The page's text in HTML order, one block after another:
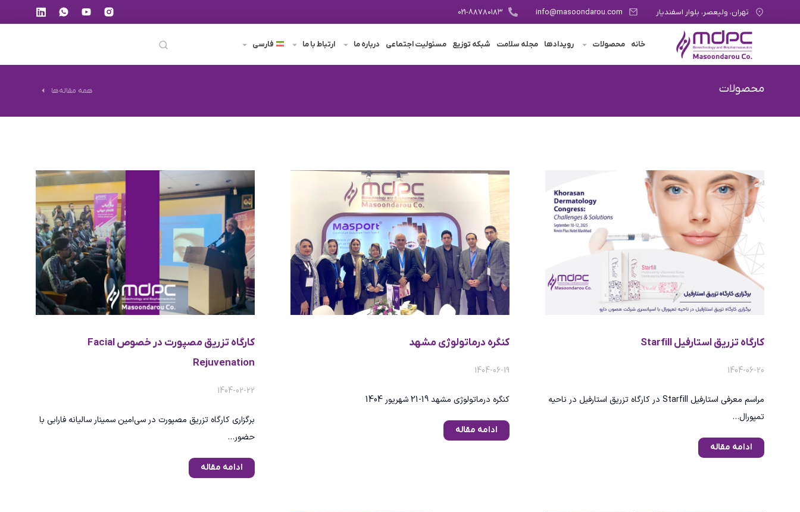
تهران، ولیعصر، بلوار اسفندیار info@masoondarou.com 021-8۸۷۸۰۱۸۳
خانه محصولات رویدادها مجله سلامت شبکه توزیع مسئولیت اجتماعی درباره ما ارتباط با ما فارسی
محصولات همه مقاله‌ها
كارگاه تزريق استارفيل Starfill
1404-06-20
مراسم معرفی استارفيل Starfill در كارگاه تزريق استارفيل در ناحيه
تمپورال…
ادامه مقاله
کنگره درماتولوژی مشهد
1404-06-19
کنگره درماتولوژی مشهد 19-21 شهریور 1404
ادامه مقاله
کارگاه تزریق مصپورت در خصوص Facial
Rejuvenation
1404-02-22
برگزاری کارگاه تزریق مصپورت در سی‌امین سمینار سالیانه فارابی با
حضور…
ادامه مقاله